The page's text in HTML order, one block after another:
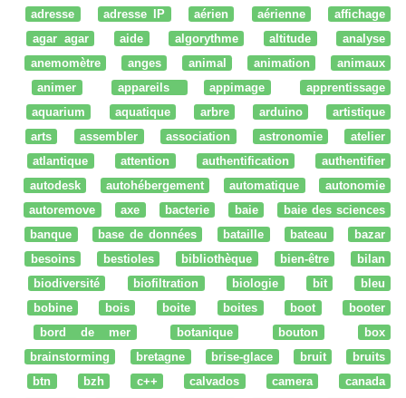
adresse
adresse IP aérien aérienne
affichage
agar agar
aide algorythme altitude
analyse
anemomètre
anges animal animation
animaux
animer
appareils appimage
apprentissage
aquarium
aquatique arbre arduino
artistique
arts
assembler association astronomie
atelier
atlantique
attention authentification
authentifier
autodesk
autohébergement automatique
autonomie
autoremove
axe bacterie baie
baie des sciences
banque
base de données bataille bateau
bazar
besoins
bestioles bibliothèque bien-être
bilan
biodiversité
biofiltration biologie bit
bleu
bobine
bois boite boites boot
booter
bord de mer
botanique bouton
box
brainstorming
bretagne brise-glace bruit
bruits
btn
bzh c++ calvados camera
canada